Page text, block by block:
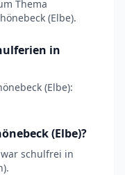
Thema
(Elbe).
in
(Elbe):
(Elbe)?
war schulfrei in